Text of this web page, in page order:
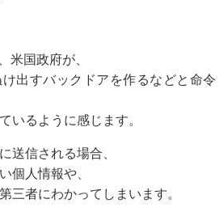
国政府が、
出すバックドアを作るなどと命令
いるように感じます。
送信される場合、
個人情報や、
三者にわかってしまいます。